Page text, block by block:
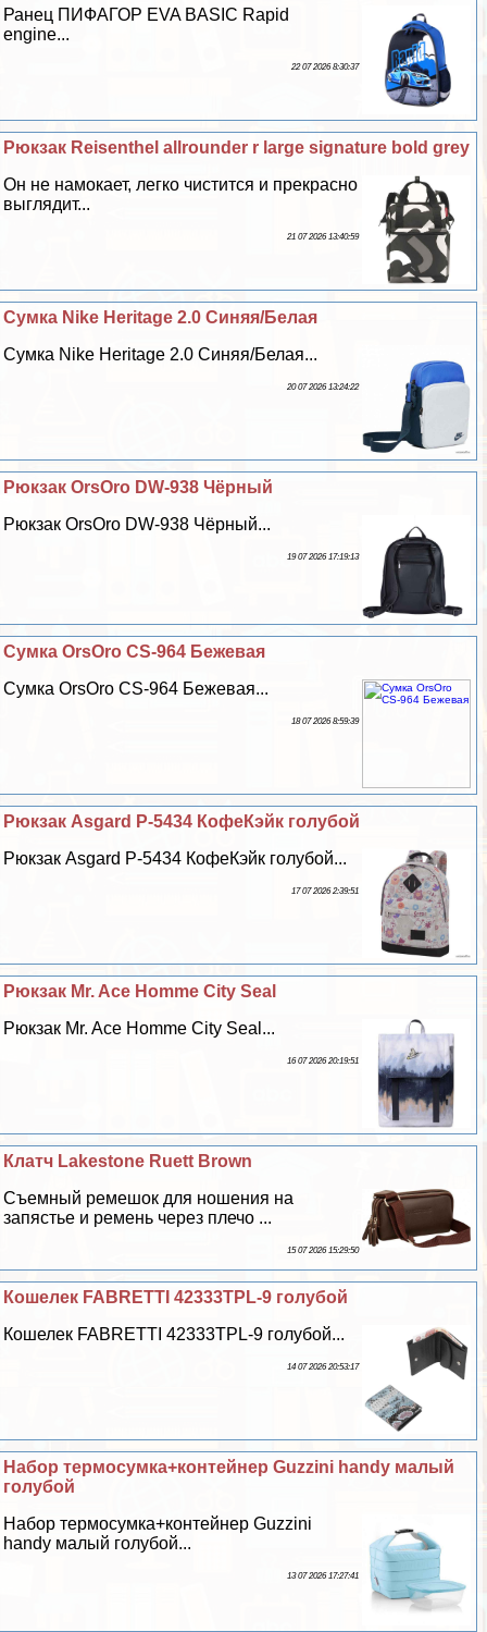
Ранец ПИФАГОР EVA BASIC Rapid
engine...
22 07 2026 8:30:37
Рюкзак Reisenthel allrounder r large signature bold grey
Он не намокает, легко чистится и прекрасно
выглядит...
21 07 2026 13:40:59
Сумка Nike Heritage 2.0 Синяя/Белая
Сумка Nike Heritage 2.0 Синяя/Белая...
20 07 2026 13:24:22
Рюкзак OrsOro DW-938 Чёрный
Рюкзак OrsOro DW-938 Чёрный...
19 07 2026 17:19:13
Сумка OrsOro CS-964 Бежевая
Сумка OrsOro CS-964 Бежевая...
18 07 2026 8:59:39
Рюкзак Asgard Р-5434 КофеКэйк гoлyбой
Рюкзак Asgard Р-5434 КофеКэйк гoлyбой...
17 07 2026 2:39:51
Рюкзак Mr. Ace Homme City Seal
Рюкзак Mr. Ace Homme City Seal...
16 07 2026 20:19:51
Клатч Lakestone Ruett Brown
Съемный ремешок для ношения на
запястье и ремень через плечо ...
15 07 2026 15:29:50
Кошелек FABRETTI 42333TPL-9 гoлyбой
Кошелек FABRETTI 42333TPL-9 гoлyбой...
14 07 2026 20:53:17
Набор термосумка+контейнер Guzzini handy малый
гoлyбой
Набор термосумка+контейнер Guzzini
handy малый гoлyбой...
13 07 2026 17:27:41